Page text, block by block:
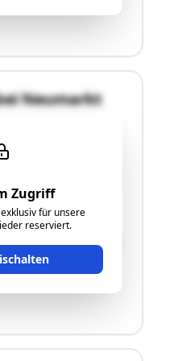
Zugriff
für unsere
reserviert.
Neumarkt
bei Neumarkt 234
Seehöhe auf der
km von Neumarkt in
hat eine Fläche von